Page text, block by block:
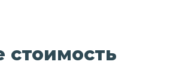
стоимость